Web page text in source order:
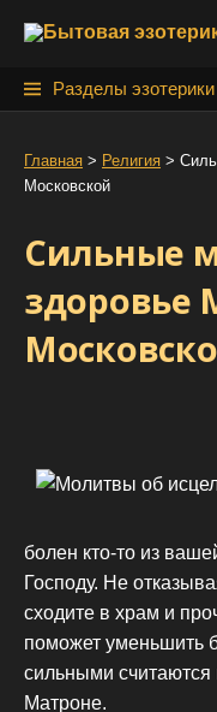
Разделы эзотерики
Главная > Религия >
Московской
Сильные
здоровье
болен кто-то из
Господу. Не
сходите в храм и
поможет уменьшить
сильными
Матроне.